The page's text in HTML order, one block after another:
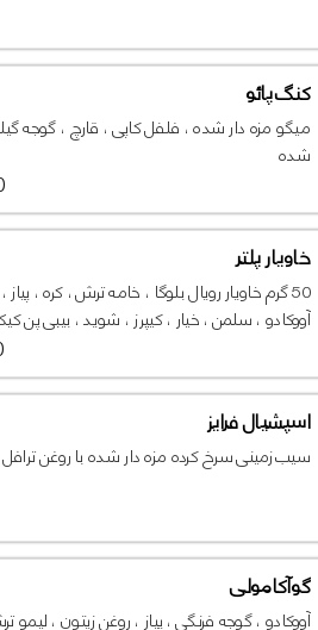
کنگ پائو
میگو مزه دار شده ، فلفل کاپی ، قارچ ، گوجه
شده
خاویار پلتر
50 گرم خاویار رویال بلوگا ، خامه ترش ، کره ،
آووکادو ، سلمن ، خیار ، کیپرز ، شوید ، بیبی پن
اسپشیال فرایز
سیب زمینی سرخ کرده مزه دار شده با روغن
گوآکامولی
آووکادو ، گوجه فرنگی ، پیاز ، روغن زیتون ،